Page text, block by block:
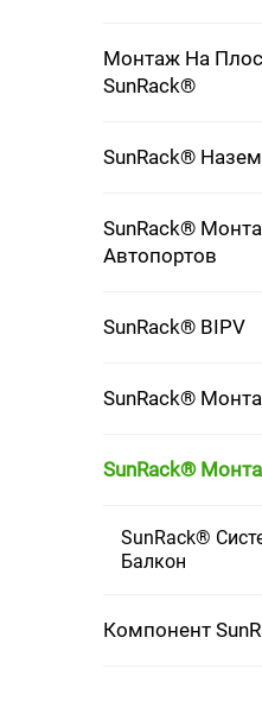
Монтаж На
SunRack®
SunRack®
SunRack®
Автопортов
SunRack® BIPV
SunRack®
SunRack®
SunRack®
Балкон
Компонент